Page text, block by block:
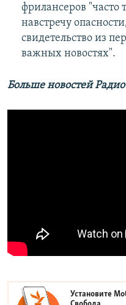
фрилансеров "часто
навстречу
свидетельство из
важных новостях".
Больше новостей
Установите